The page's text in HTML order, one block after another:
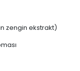
zengin ekstrakt)